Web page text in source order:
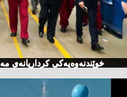
خوێندنەوەیەكی كرداریانەی